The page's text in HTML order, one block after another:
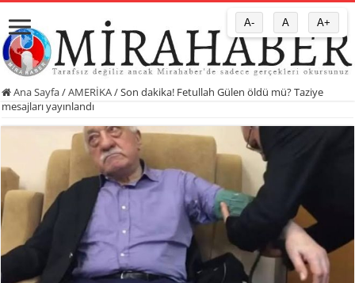
Ana Sayfa/AMERİKA/Son dakika! Fetullah Gülen öldü mü? Taziye
mesajları yayınlandı
A- A A+